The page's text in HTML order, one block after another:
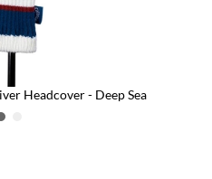
Headcover - Deep Sea